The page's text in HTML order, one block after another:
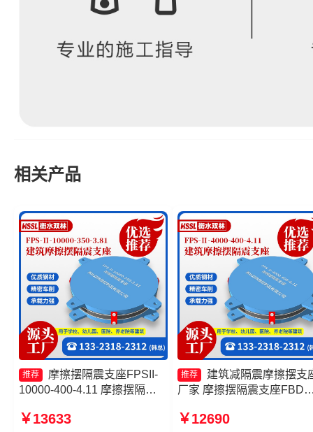
相关产品
推荐
摩擦摆隔震支座FPSII-
10000-400-4.11 摩擦摆隔震
头工厂 建筑摩擦摆减隔震支座
￥13633
推荐
建筑减隔震摩擦摆支
厂家 摩擦摆隔震支座FBD
FPS-II-15000
￥12690